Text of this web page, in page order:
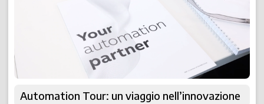
Automation Tour: un viaggio nell’innovazione